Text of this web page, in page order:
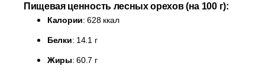
Пищевая ценность лесных орехов (на 100 г):
Калории: 628 ккал
Белки: 14.1 г
Жиры: 60.7 г